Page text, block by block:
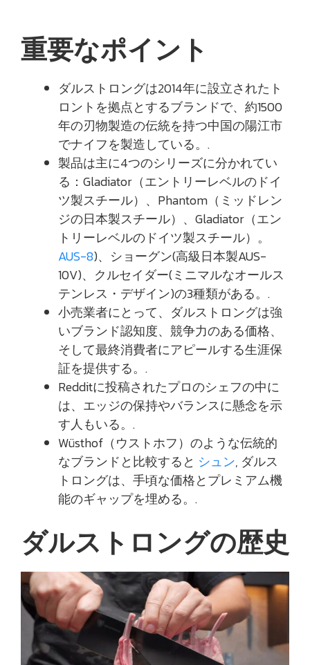
重要なポイント
ダルストロングは2014年に設立されたト
ロントを拠点とするブランドで、約1500
年の刃物製造の伝統を持つ中国の陽江市
でナイフを製造している。.
製品は主に4つのシリーズに分かれてい
る：Gladiator（エントリーレベルのドイ
ツ製スチール）、Phantom（ミッドレン
ジの日本製スチール）、Gladiator（エン
トリーレベルのドイツ製スチール）。
AUS-8)、ショーグン(高級日本製AUS-
10V)、クルセイダー(ミニマルなオールス
テンレス・デザイン)の3種類がある。.
小売業者にとって、ダルストロングは強
いブランド認知度、競争力のある価格、
そして最終消費者にアピールする生涯保
証を提供する。.
Redditに投稿されたプロのシェフの中に
は、エッジの保持やバランスに懸念を示
す人もいる。.
Wüsthof（ウストホフ）のような伝統的
なブランドと比較すると シュン, ダルス
トロングは、手頃な価格とプレミアム機
能のギャップを埋める。.
ダルストロングの歴史